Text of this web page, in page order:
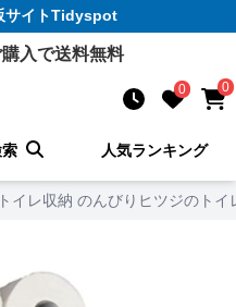
サイトTidyspot
入で送料無料
0 0
人気ランキング
トイレ収納 のんびりヒツジのトイ